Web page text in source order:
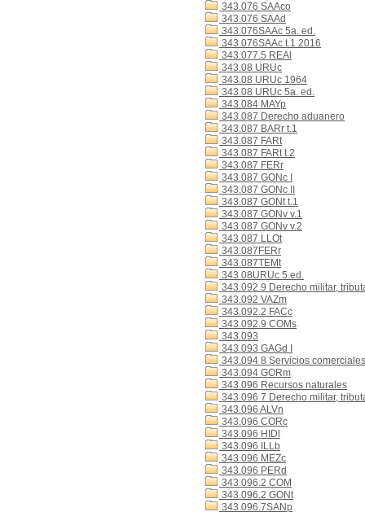
343.076 SAAco
343.076 SAAd
343.076SAAc 5a. ed.
343.076SAAc t.1 2016
343.077.5 REAl
343.08 URUc
343.08 URUc 1964
343.08 URUc 5a. ed.
343.084 MAYp
343.087 Derecho aduanero
343.087 BARr t.1
343.087 FARt
343.087 FARt t.2
343.087 FERr
343.087 GONc I
343.087 GONc II
343.087 GONt t.1
343.087 GONv v.1
343.087 GONv v.2
343.087 LLOt
343.087FERr
343.087TEMt
343.08URUc 5.ed.
343.092 9 Derecho militar,
343.092 VAZm
343.092.2 FACc
343.092.9 COMs
343.093
343.093 GAGd I
343.094 8 Servicios comerciales
343.094 GORm
343.096 Recursos naturales
343.096 7 Derecho militar,
343.096 ALVn
343.096 CORc
343.096 HIDl
343.096 ILLb
343.096 MEZc
343.096 PERd
343.096.2 COM
343.096.2 GONt
343.096.7SANp